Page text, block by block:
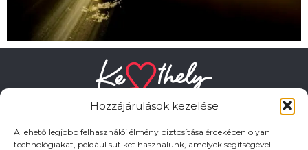
Hozzájárulások kezelése
A lehető legjobb felhasználói élmény biztosítása érdekében olyan
technológiákat, például sütiket használunk, amelyek segítségével